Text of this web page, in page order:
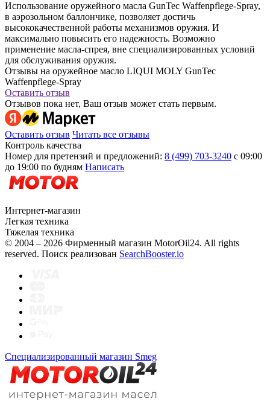
Использование оружейного масла GunTec Waffenpflege-Spray,
в аэрозольном баллончике, позволяет достичь
высококачественной работы механизмов оружия. И
максимально повысить его надежность. Возможно
применение масла-спрея, вне специализированных условий
для обслуживания оружия.
Отзывы на оружейное масло LIQUI MOLY GunTec
Waffenpflege-Spray
Оставить отзыв
Отзывов пока нет, Ваш отзыв может стать первым.
Оставить отзыв Читать все отзывы
Контроль качества
Номер для претензий и предложений: 8 (499) 703-3240 с 09:00
до 19:00 по будням Написать
Интернет-магазин
Легкая техника
Тяжелая техника
© 2004 – 2026 Фирменный магазин MotorOil24. All rights
reserved. Поиск реализован SearchBooster.io
Специализированный магазин Smeg